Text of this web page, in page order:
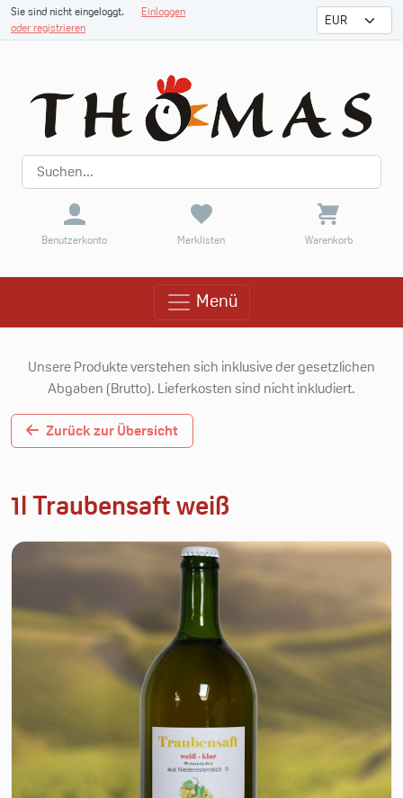
Sie sind nicht eingeloggt.
Einloggen
oder registrieren
Benutzerkonto Merklisten Warenkorb
MenüMenü
Unsere Produkte verstehen sich inklusive der gesetzlichen
Abgaben (Brutto). Lieferkosten sind nicht inkludiert.
Zurück zur Übersicht
1l Traubensaft weiß